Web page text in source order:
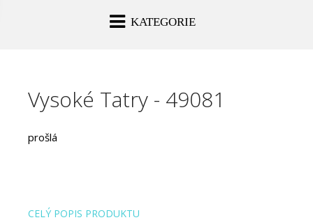
KATEGORIE
Vysoké Tatry - 49081
prošlá
CELÝ POPIS PRODUKTU